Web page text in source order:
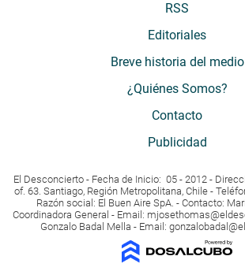
RSS
Editoriales
Breve historia del medio
¿Quiénes Somos?
Contacto
Publicidad
El Desconcierto - Fecha de Inicio: 05 - 2012 -
of. 63. Santiago, Región Metropolitana, Chile -
Razón social: El Buen Aire SpA. - Contacto:
Coordinadora General - Email:
Gonzalo Badal Mella - Email: